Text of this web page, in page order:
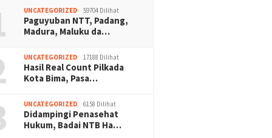
UNCATEGORIZED 59704 Dilihat
Paguyuban NTT, Padang,
Madura, Maluku da…
UNCATEGORIZED 17188 Dilihat
Hasil Real Count Pilkada
Kota Bima, Pasa…
UNCATEGORIZED 6158 Dilihat
Didampingi Penasehat
Hukum, Badai NTB Ha…